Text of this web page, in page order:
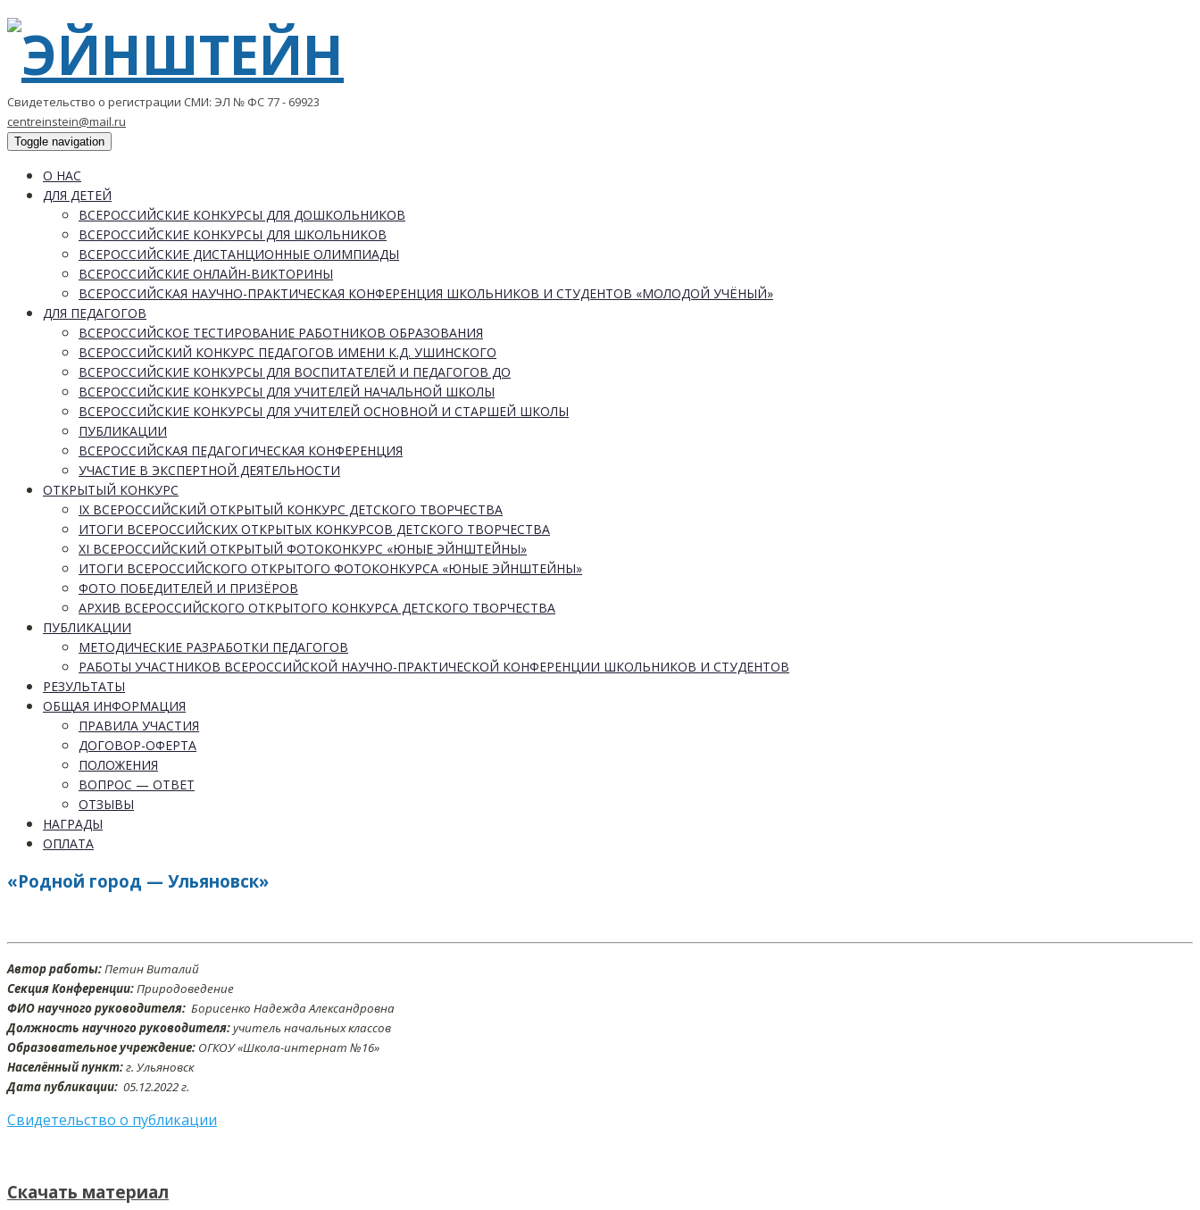
Свидетельство о регистрации СМИ: ЭЛ № ФС 77 - 69923
centreinstein@mail.ru
Toggle navigation
О НАС
ДЛЯ ДЕТЕЙ
ВСЕРОССИЙСКИЕ КОНКУРСЫ ДЛЯ ДОШКОЛЬНИКОВ
ВСЕРОССИЙСКИЕ КОНКУРСЫ ДЛЯ ШКОЛЬНИКОВ
ВСЕРОССИЙСКИЕ ДИСТАНЦИОННЫЕ ОЛИМПИАДЫ
ВСЕРОССИЙСКИЕ ОНЛАЙН-ВИКТОРИНЫ
ВСЕРОССИЙСКАЯ НАУЧНО-ПРАКТИЧЕСКАЯ КОНФЕРЕНЦИЯ ШКОЛЬНИКОВ И СТУДЕНТОВ «МОЛОДОЙ УЧЁНЫЙ»
ДЛЯ ПЕДАГОГОВ
ВСЕРОССИЙСКОЕ ТЕСТИРОВАНИЕ РАБОТНИКОВ ОБРАЗОВАНИЯ
ВСЕРОССИЙСКИЙ КОНКУРС ПЕДАГОГОВ ИМЕНИ К.Д. УШИНСКОГО
ВСЕРОССИЙСКИЕ КОНКУРСЫ ДЛЯ ВОСПИТАТЕЛЕЙ И ПЕДАГОГОВ ДО
ВСЕРОССИЙСКИЕ КОНКУРСЫ ДЛЯ УЧИТЕЛЕЙ НАЧАЛЬНОЙ ШКОЛЫ
ВСЕРОССИЙСКИЕ КОНКУРСЫ ДЛЯ УЧИТЕЛЕЙ ОСНОВНОЙ И СТАРШЕЙ ШКОЛЫ
ПУБЛИКАЦИИ
ВСЕРОССИЙСКАЯ ПЕДАГОГИЧЕСКАЯ КОНФЕРЕНЦИЯ
УЧАСТИЕ В ЭКСПЕРТНОЙ ДЕЯТЕЛЬНОСТИ
ОТКРЫТЫЙ КОНКУРС
IX ВСЕРОССИЙСКИЙ ОТКРЫТЫЙ КОНКУРС ДЕТСКОГО ТВОРЧЕСТВА
ИТОГИ ВСЕРОССИЙСКИХ ОТКРЫТЫХ КОНКУРСОВ ДЕТСКОГО ТВОРЧЕСТВА
XI ВСЕРОССИЙСКИЙ ОТКРЫТЫЙ ФОТОКОНКУРС «ЮНЫЕ ЭЙНШТЕЙНЫ»
ИТОГИ ВСЕРОССИЙСКОГО ОТКРЫТОГО ФОТОКОНКУРСА «ЮНЫЕ ЭЙНШТЕЙНЫ»
ФОТО ПОБЕДИТЕЛЕЙ И ПРИЗЁРОВ
АРХИВ ВСЕРОССИЙСКОГО ОТКРЫТОГО КОНКУРСА ДЕТСКОГО ТВОРЧЕСТВА
ПУБЛИКАЦИИ
МЕТОДИЧЕСКИЕ РАЗРАБОТКИ ПЕДАГОГОВ
РАБОТЫ УЧАСТНИКОВ ВСЕРОССИЙСКОЙ НАУЧНО-ПРАКТИЧЕСКОЙ КОНФЕРЕНЦИИ ШКОЛЬНИКОВ И СТУДЕНТОВ
РЕЗУЛЬТАТЫ
ОБЩАЯ ИНФОРМАЦИЯ
ПРАВИЛА УЧАСТИЯ
ДОГОВОР-ОФЕРТА
ПОЛОЖЕНИЯ
ВОПРОС — ОТВЕТ
ОТЗЫВЫ
НАГРАДЫ
ОПЛАТА
«Родной город — Ульяновск»
Автор работы:Петин Виталий
Секция Конференции:Природоведение
ФИО научного руководителя: Борисенко Надежда Александровна
Должность научного руководителя:учитель начальных классов
Образовательное учреждение: ОГКОУ «Школа-интернат №16»
Населённый пункт:г. Ульяновск
Дата публикации: 05.12.2022 г.
Свидетельство о публикации
Скачать материал